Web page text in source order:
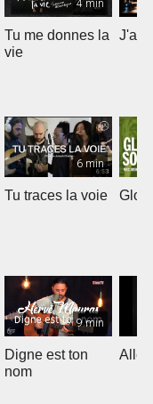
4 min
Tu me donnes la
vie
J'ai
6 min
Tu traces la voie
9 min
Digne est ton
nom